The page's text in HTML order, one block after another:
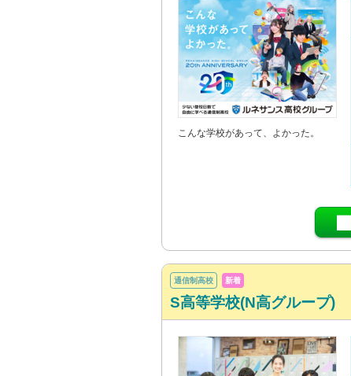
こんな学校があって、よかった。
通信制高校 新着
S高等学校(N高グループ)